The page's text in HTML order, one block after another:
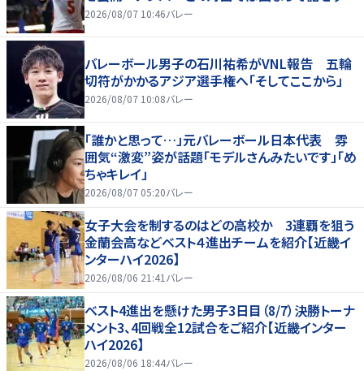
2026/08/07 10:46バレー
バレーボール男子の石川祐希がVNL報告 五輪
切符がかかるアジア選手権へ「そしてここから」
2026/08/07 10:08バレー
「誰かと思って…」元バレーボール日本代表 雰
囲気“激変”姿が話題「モデルさんみたいです」「め
ちゃキレイ」
2026/08/07 05:20バレー
女子大会を制するのはどの高校か 3連覇を狙う
金蘭会高などベスト４進出チームを紹介【近畿イ
ンターハイ2026】
2026/08/06 21:41 バレー
ベスト4進出を懸けた男子3日目（8/7）決勝トーナ
メント3、4回戦全12試合をご紹介【近畿インター
ハイ2026】
2026/08/06 18:44バレー